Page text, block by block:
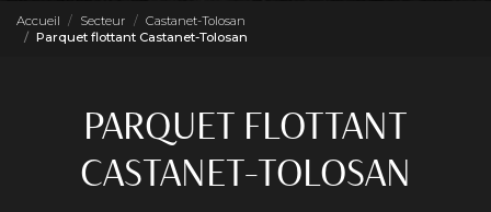
Accueil Secteur
Castanet-Tolosan
Parquet flottant Castanet-Tolosan
PARQUET FLOTTANT
CASTANET-TOLOSAN